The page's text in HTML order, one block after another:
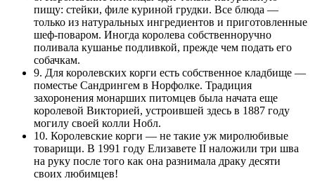
пищу: стейки, филе куриной грудки. Все блюда —
только из натуральных ингредиентов и приготовленные
шеф-поваром. Иногда королева собственноручно
поливала кушанье подливкой, прежде чем подать его
собачкам.
9. Для королевских корги есть собственное кладбище —
поместье Сандрингем в Норфолке. Традиция
захоронения монарших питомцев была начата еще
королевой Викторией, устроившей здесь в 1887 году
могилу своей колли Нобл.
10. Королевские корги — не такие уж миролюбивые
товарищи. В 1991 году Елизавете II наложили три шва
на руку после того как она разнимала драку десяти
своих любимцев!